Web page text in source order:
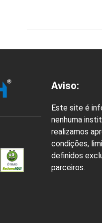
Aviso:
Este site é
nenhuma
realizamos
condições,
definidos
parceiros.